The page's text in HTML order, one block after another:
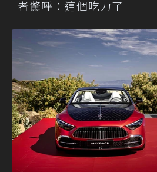
者驚呼：這個吃力了